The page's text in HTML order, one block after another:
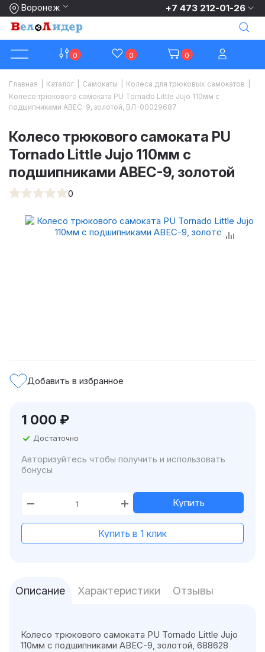
Воронеж +7 473 212-01-26
0 0 0
Главная Каталог Самокаты Колеса для трюковых самокатов
Колесо трюкового самоката PU Tornado Little Jujo 110мм с
подшипниками ABEC-9, золотой, ВЛ-00029687
Колесо трюкового самоката PU
Tornado Little Jujo 110мм с
подшипниками ABEC-9, золотой
0
Добавить в избранное
1 000 ₽
Достаточно
Авторизуйтесь чтобы получить и использовать
бонусы
Купить
Купить в 1 клик
Описание Характеристики Отзывы
Колесо трюкового самоката PU Tornado Little Jujo
110мм с подшипниками ABEC-9, золотой, 688628